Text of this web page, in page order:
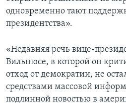
одновременно тают
президентства».
«Недавняя речь вице-
Вильнюсе, в которой он
отход от демократии, не
средствами массовой
подлинной новостью в